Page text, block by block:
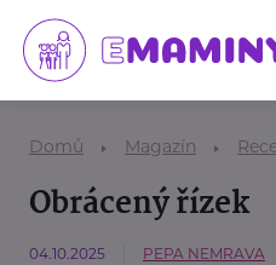
Domů Magazín
Obrácený řízek
04.10.2025 PEPA NEMRAVA